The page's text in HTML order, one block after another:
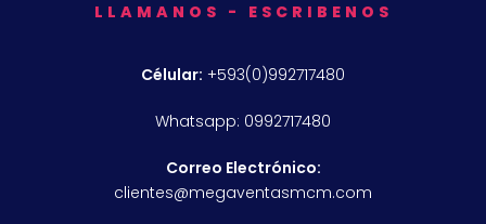
LLAMANOS - ESCRIBENOS
Célular: +593(0)992717480
Whatsapp: 0992717480
Correo Electrónico:
clientes@megaventasmcm.com